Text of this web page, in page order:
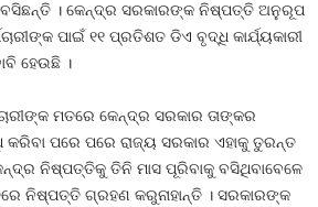
ବସିଛନ୍ତି । କେନ୍ଦ୍ର ସରକାରଙ୍କ ନିଷ୍ପତ୍ତି ଅନୁରୂପ
ପାଇଁ ୧୧ ପ୍ରତିଶତ ଡିଏ ବୃଦ୍ଧି କାର୍ଯ୍ୟକାରୀ
ହେଉଛି ।
ମତରେ କେନ୍ଦ୍ର ସରକାର ତାଙ୍କର
କରିବା ପରେ ପରେ ରାଜ୍ୟ ସରକାର ଏହାକୁ ତୁରନ୍ତ
ନିଷ୍ପତ୍ତିକୁ ତିନି ମାସ ପୂରିବାକୁ ବସିଥିବାବେଳେ
ନିଷ୍ପତ୍ତି ଗ୍ରହଣ କରୁନାହାନ୍ତି । ସରକାରଙ୍କ